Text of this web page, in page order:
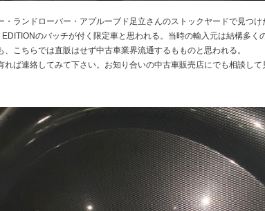
・ランドローバー・アプルーブド足立さんのストックヤードで見つけ
EDITIONのバッチが付く限定車と思われる。当時の輸入元は結構多く
、こちらでは直販はせず中古車業界流通するもものと思われる。
れば連絡してみて下さい。お知り合いの中古車販売店にでも相談して